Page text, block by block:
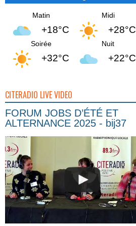
Matin
+18°C
Midi
+28°C
Soirée
+32°C
Nuit
+22°C
CITERADIO LIVE VIDEO
FORUM JOBS D’ÉTÉ ET
ALTERNANCE 2025 - bij37